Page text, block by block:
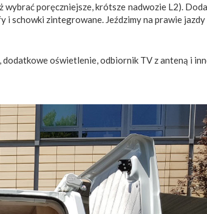
poręczniejsze, krótsze nadwozie L2).
i schowki zintegrowane. Jeździmy na prawie jazdy
oświetlenie, odbiornik TV z anteną i